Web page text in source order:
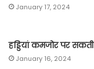
January 17, 2024
हड्डियां कमजोर पर
January 16, 2024